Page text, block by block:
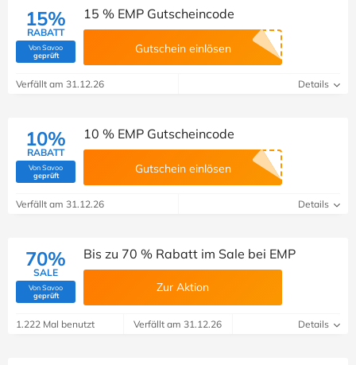
15%
RABATT
Von Savoo
geprüft(Von Savoo geprüft)
15 % EMP Gutscheincode
Gutschein einlösen
Verfällt am 31.12.26 Details
10%
RABATT
Von Savoo
geprüft(Von Savoo geprüft)
10 % EMP Gutscheincode
Gutschein einlösen
Verfällt am 31.12.26 Details
70%
SALE
Von Savoo
geprüft(Von Savoo geprüft)
Bis zu 70 % Rabatt im Sale bei EMP
Zur Aktion
1.222 Mal benutzt Verfällt am 31.12.26 Details